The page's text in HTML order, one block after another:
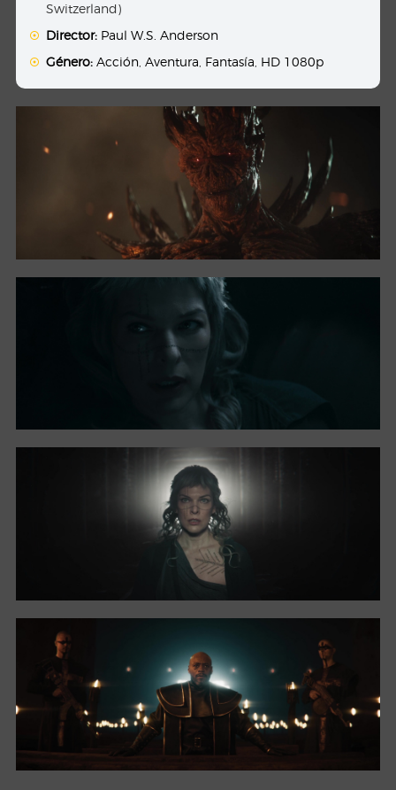
Switzerland)
Director: Paul W.S. Anderson
Género: Acción ,Aventura Fantasía HD 1080p